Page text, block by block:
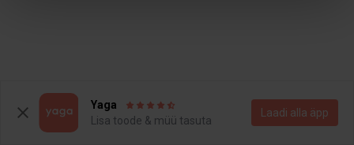
Yaga
Lisa toode & müü tasuta
Laadi alla äpp